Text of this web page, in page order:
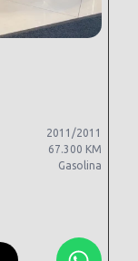
2011/2011
67.300 KM
Gasolina